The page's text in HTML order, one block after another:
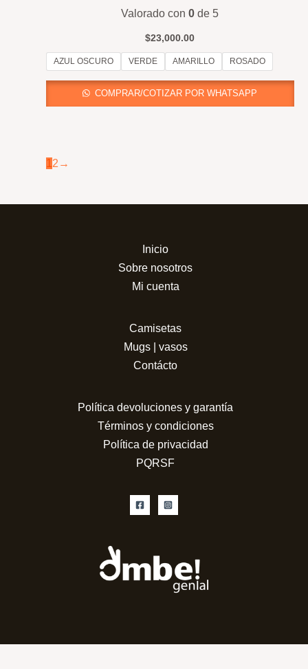
Valorado con0 de 5
$23,000.00
AZUL OSCURO VERDE AMARILLO ROSADO
COMPRAR/COTIZAR POR WHATSAPP
1 2 →
Inicio
Sobre nosotros
Mi cuenta
Camisetas
Mugs | vasos
Contácto
Política devoluciones y garantía
Términos y condiciones
Política de privacidad
PQRSF